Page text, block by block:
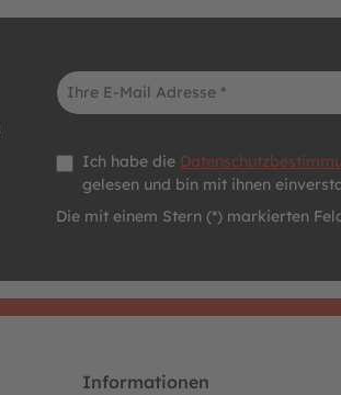
E-Mail-Adresse*
Datenschutz *
Ich habe die
gelesen und bin mit ihnen
Die mit einem Stern (*) markierten
Informationen